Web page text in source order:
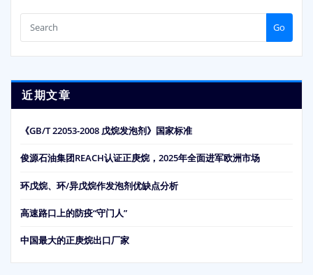
Go
近期文章
《GB/T 22053-2008 戊烷发泡剂》国家标准
俊源石油集团REACH认证正庚烷，2025年全面进军欧洲市场
环戊烷、环/异戊烷作发泡剂优缺点分析
高速路口上的防疫“守门人”
中国最大的正庚烷出口厂家